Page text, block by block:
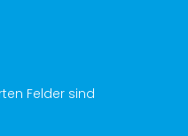
Felder sind